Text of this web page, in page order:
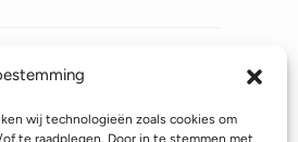
wij technologieën zoals cookies om
te raadplegen. Door in te stemmen met